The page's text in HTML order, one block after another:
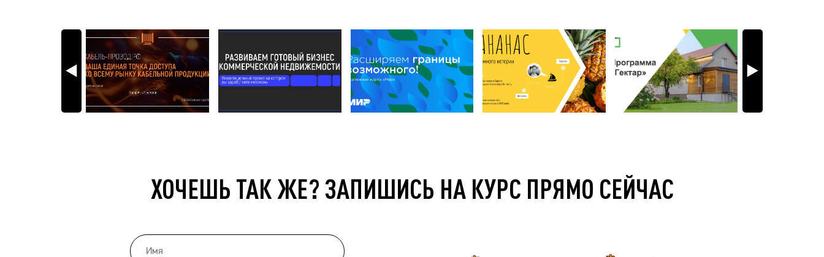
ХОЧЕШЬ ТАК ЖЕ? ЗАПИШИСЬ НА КУРС ПРЯМО СЕЙЧАС